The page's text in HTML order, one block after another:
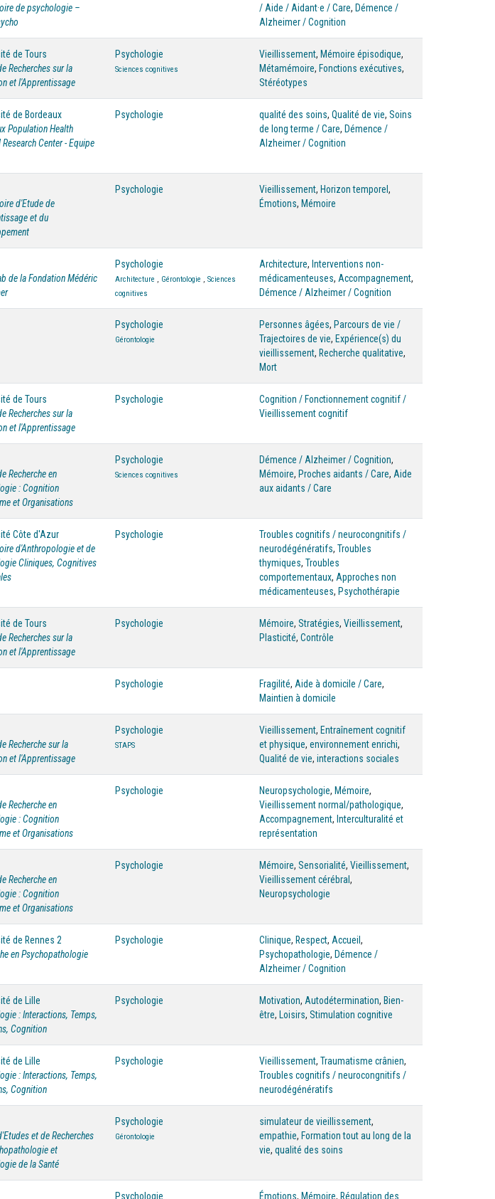
de psychologie –
/ Aide / Aidant·e / Care, Démence /
Alzheimer / Cognition
de Tours
Recherches sur la
et l'Apprentissage
Psychologie
Sciences cognitives
Vieillissement, Mémoire épisodique,
Métamémoire, Fonctions exécutives,
Stéréotypes
de Bordeaux
Population Health
Research Center - Equipe
Psychologie qualité des soins, Qualité de vie, Soins
de long terme / Care, Démence /
Alzheimer / Cognition
d'Etude de
et du
Psychologie Vieillissement, Horizon temporel ,
Émotions, Mémoire
de la Fondation Médéric
Psychologie
Architecture , Gérontologie , Sciences
cognitives
Architecture, Interventions non-
médicamenteuses, Accompagnement,
Démence / Alzheimer / Cognition
Psychologie
Gérontologie
Personnes âgées, Parcours de vie /
Trajectoires de vie, Expérience(s) du
vieillissement, Recherche qualitative,
Mort
de Tours
Recherches sur la
et l'Apprentissage
Psychologie
Cognition / Fonctionnement cognitif /
Vieillissement cognitif
Recherche en
: Cognition
et Organisations
Psychologie
Sciences cognitives
Démence / Alzheimer / Cognition,
Mémoire, Proches aidants / Care, Aide
aux aidants / Care
Côte d'Azur
d'Anthropologie et de
Cliniques, Cognitives
Psychologie
Troubles cognitifs / neurocongnitifs /
neurodégénératifs, Troubles
thymiques, Troubles
comportementaux, Approches non
médicamenteuses, Psychothérapie
de Tours
Recherches sur la
et l'Apprentissage
Psychologie Mémoire, Stratégies, Vieillissement,
Plasticité, Contrôle
Psychologie Fragilité, Aide à domicile / Care,
Maintien à domicile
Recherche sur la
et l'Apprentissage
Psychologie
STAPS
Vieillissement, Entraînement cognitif
et physique, environnement enrichi,
Qualité de vie, interactions sociales
Recherche en
: Cognition
et Organisations
Psychologie Neuropsychologie, Mémoire,
Vieillissement normal/pathologique,
Accompagnement, Interculturalité et
représentation
Recherche en
: Cognition
et Organisations
Psychologie Mémoire, Sensorialité, Vieillissement,
Vieillissement cérébral ,
Neuropsychologie
de Rennes 2
en Psychopathologie
Psychologie Clinique, Respect, Accueil ,
Psychopathologie, Démence /
Alzheimer / Cognition
de Lille
: Interactions, Temps,
Cognition
Psychologie Motivation, Autodétermination, Bien-
être, Loisirs, Stimulation cognitive
de Lille
: Interactions, Temps,
Cognition
Psychologie Vieillissement, Traumatisme crânien,
Troubles cognitifs / neurocongnitifs /
neurodégénératifs
et de Recherches
et
de la Santé
Psychologie
Gérontologie
simulateur de vieillissement,
empathie, Formation tout au long de la
vie, qualité des soins
Psychologie Émotions, Mémoire, Régulation des